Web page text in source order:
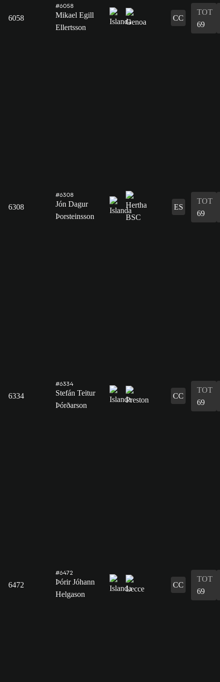
6058
#6058
Mikael Egill
Ellertsson
CC
TOT
69
6308
#6308
Jón Dagur
Þorsteinsson
ES
TOT
69
6334
#6334
Stefán Teitur
Þórðarson
CC
TOT
69
6472
#6472
Þórir Jóhann
Helgason
CC
TOT
69